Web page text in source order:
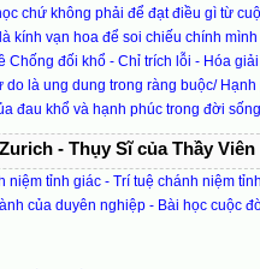
chứ không phải để đạt điều gì từ
kính vạn hoa để soi chiếu chính mình
Chống đối khổ - Chỉ trích lỗi - Hóa
do là ung dung trong ràng buộc/
đau khổ và hạnh phúc trong đời sống
- Thụy Sĩ của Thầy Viên
niệm tỉnh giác - Trí tuệ chánh niệm
của duyên nghiệp - Bài học cuộc